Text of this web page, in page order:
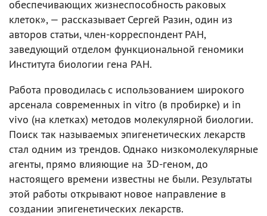
обеспечивающих жизнеспособность раковых
клеток», — рассказывает Сергей Разин, один из
авторов статьи, член-корреспондент РАН,
заведующий отделом функциональной геномики
Института биологии гена РАН.
Работа проводилась с использованием широкого
арсенала современных in vitro (в пробирке) и in
vivo (на клетках) методов молекулярной биологии.
Поиск так называемых эпигенетических лекарств
стал одним из трендов. Однако низкомолекулярные
агенты, прямо влияющие на 3D-геном, до
настоящего времени известны не были. Результаты
этой работы открывают новое направление в
создании эпигенетических лекарств.